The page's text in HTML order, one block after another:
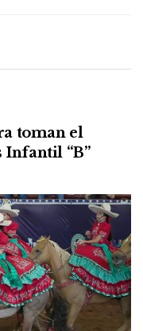
toman el
Infantil “B”